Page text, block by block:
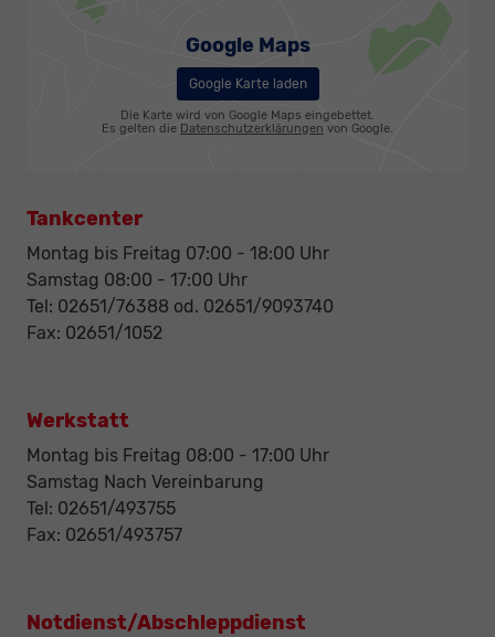
Google Maps
Google Karte laden
Die Karte wird von Google Maps eingebettet.
Es gelten die Datenschutzerklärungen von Google.
Tankcenter
Montag bis Freitag 07:00 - 18:00 Uhr
Samstag 08:00 - 17:00 Uhr
Tel: 02651/76388 od. 02651/9093740
Fax: 02651/1052
Werkstatt
Montag bis Freitag 08:00 - 17:00 Uhr
Samstag Nach Vereinbarung
Tel: 02651/493755
Fax: 02651/493757
Notdienst/Abschleppdienst